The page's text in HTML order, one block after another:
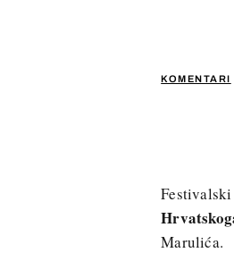
KOMENTARI
Festivalski
Marulića.